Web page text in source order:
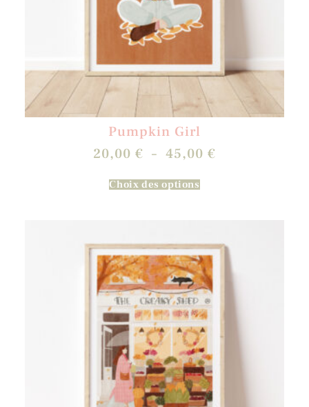
Pumpkin Girl
20,00 € – 45,00 €
Choix des options